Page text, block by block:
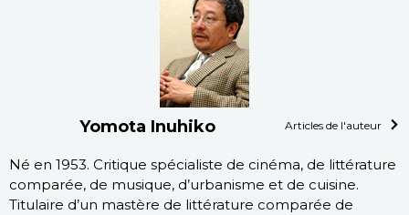
Yomota Inuhiko Articles de l'auteur
Né en 1953. Critique spécialiste de cinéma, de littérature
comparée, de musique, d’urbanisme et de cuisine.
Titulaire d’un mastère de littérature comparée de